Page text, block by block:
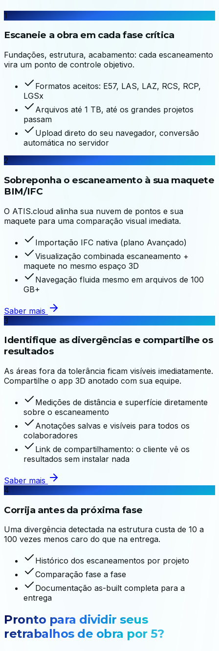
1
Escaneie a obra em cada fase crítica
Fundações, estrutura, acabamento: cada escaneamento
vira um ponto de controle objetivo.
Formatos aceitos: E57, LAS, LAZ, RCS, RCP,
LGSx
Arquivos até 1 TB, até os grandes projetos
passam
Upload direto do seu navegador, conversão
automática no servidor
2
Sobreponha o escaneamento à sua maquete
BIM/IFC
O ATIS.cloud alinha sua nuvem de pontos e sua
maquete para uma comparação visual imediata.
Importação IFC nativa (plano Avançado)
Visualização combinada escaneamento +
maquete no mesmo espaço 3D
Navegação fluida mesmo em arquivos de 100
GB+
Saber mais
3
Identifique as divergências e compartilhe os
resultados
As áreas fora da tolerância ficam visíveis imediatamente.
Compartilhe o app 3D anotado com sua equipe.
Medições de distância e superfície diretamente
sobre o escaneamento
Anotações salvas e visíveis para todos os
colaboradores
Link de compartilhamento: o cliente vê os
resultados sem instalar nada
Saber mais
4
Corrija antes da próxima fase
Uma divergência detectada na estrutura custa de 10 a
100 vezes menos caro do que na entrega.
Histórico dos escaneamentos por projeto
Comparação fase a fase
Documentação as-built completa para a
entrega
Pronto para dividir seus
retrabalhos de obra por 5?